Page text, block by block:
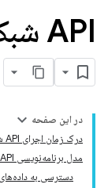
API شبکه های عصبی
در این صفحه
درک زمان اجرای API شبکه‌های عصبی
مدل برنامه‌نویسی API شبکه‌های عصبی
دسترسی به